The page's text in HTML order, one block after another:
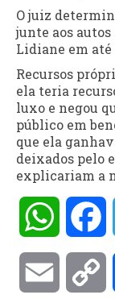
O juiz
junte aos autos
Lidiane em até
Recursos
ela teria
luxo e negou
público em
que ela
deixados pelo
explicariam a
Email